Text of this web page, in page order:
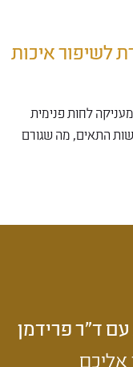
לשיפור איכות
לחות פנימית
התאים, מה שגורם
ד״ר פרידמן
אליכם